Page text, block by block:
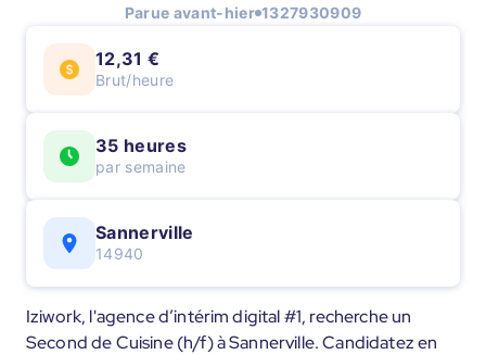
Parue avant-hier 1327930909
12,31 €
Brut/heure
35 heures
par semaine
Sannerville
14940
Iziwork, l'agence d’intérim digital #1, recherche un
Second de Cuisine (h/f) à Sannerville. Candidatez en